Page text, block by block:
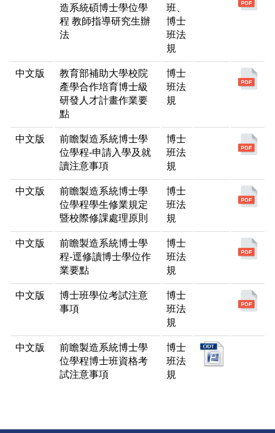
造系統碩博士學位學
程 教師指導研究生辦
法
班、
博士
班法
規
中文版
教育部補助大學校院
產學合作培育博士級
研發人才計畫作業要
點
博士
班法
規
中文版
前瞻製造系統博士學
位學程-申請入學及就
讀注意事項
博士
班法
規
中文版
前瞻製造系統博士學
位學程學生修業規定
暨校際修課處理原則
博士
班法
規
中文版
前瞻製造系統博士學
程-逕修讀博士學位作
業要點
博士
班法
規
中文版
博士班學位考試注意
事項
博士
班法
規
中文版
前瞻製造系統博士學
位學程博士班資格考
試注意事項
博士
班法
規